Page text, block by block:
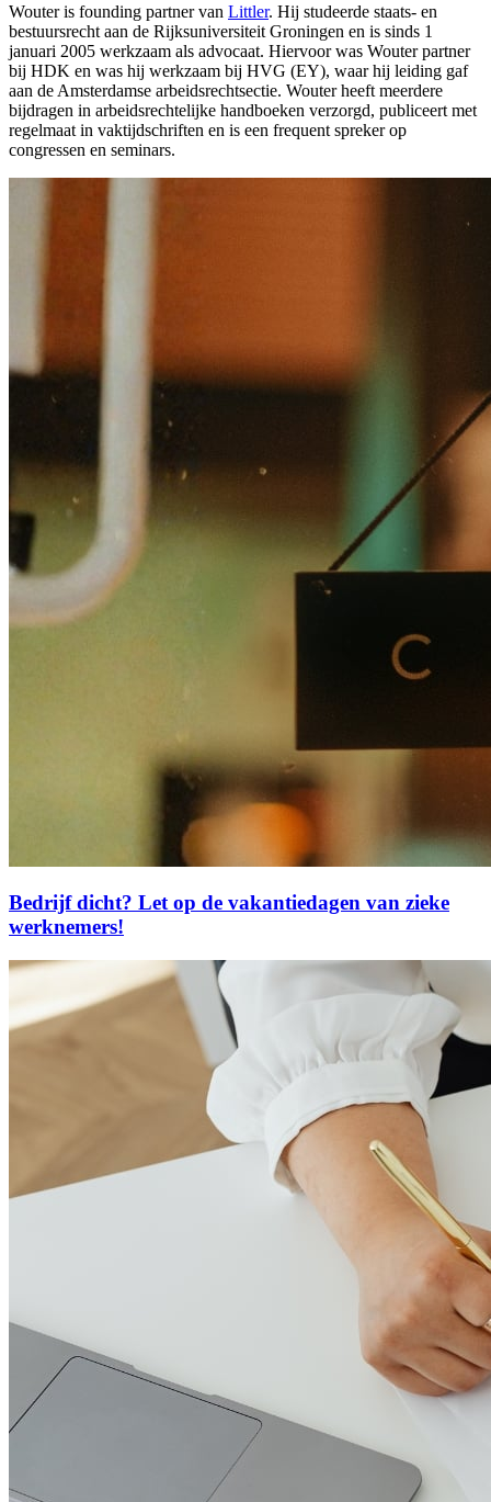
Wouter is founding partner van Littler. Hij studeerde staats- en
bestuursrecht aan de Rijksuniversiteit Groningen en is sinds 1
januari 2005 werkzaam als advocaat. Hiervoor was Wouter partner
bij HDK en was hij werkzaam bij HVG (EY), waar hij leiding gaf
aan de Amsterdamse arbeidsrechtsectie. Wouter heeft meerdere
bijdragen in arbeidsrechtelijke handboeken verzorgd, publiceert met
regelmaat in vaktijdschriften en is een frequent spreker op
congressen en seminars.
Bedrijf dicht? Let op de vakantiedagen van zieke
werknemers!